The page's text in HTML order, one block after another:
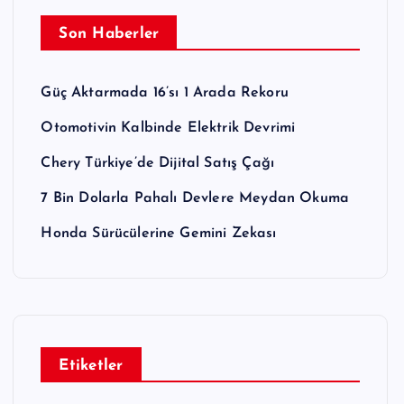
Son Haberler
Güç Aktarmada 16’sı 1 Arada Rekoru
Otomotivin Kalbinde Elektrik Devrimi
Chery Türkiye’de Dijital Satış Çağı
7 Bin Dolarla Pahalı Devlere Meydan Okuma
Honda Sürücülerine Gemini Zekası
Etiketler